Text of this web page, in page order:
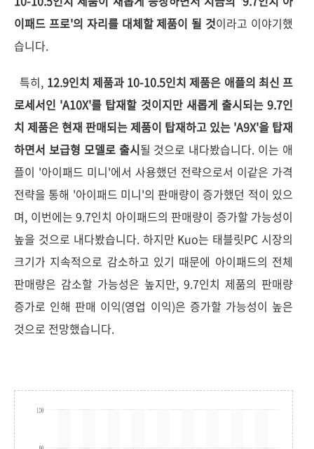
이패드 프로'의 자리를 대체할 제품이 될 것이라고 이야기했
습니다.
특히, 12.9인치 제품과 10-10.5인치 제품은 애플의 최신 프
로세서인 'A10X'를 탑재할 것이지만 새롭게 출시되는 9.7인
치 제품은 현재 판매되는 제품이 탑재하고 있는 'A9X'을 탑재
하면서 보급형 모델로 출시될 것으로 내다봤습니다. 이는 애
플이 '아이패드 미니'에서 사용했던 전략으로서 이같은 가격
전략을 통해 '아이패드 미니'의 판매량이 증가했던 적이 있으
며, 이번에는 9.7인치 아이패드의 판매량이 증가할 가능성이
높을 것으로 내다봤습니다. 하지만 Kuo는 태블릿PC 시장의
크기가 지속적으로 감소하고 있기 때문에 아이패드의 전체
판매량은 감소할 가능성은 높지만, 9.7인치 제품의 판매량
증가로 인해 판매 이익(영업 이익)은 증가할 가능성이 높은
것으로 전망했습니다.